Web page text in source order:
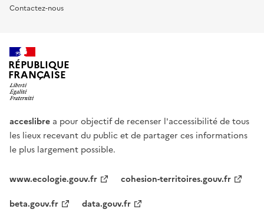
Contactez-nous
RÉPUBLIQUE
FRANÇAISE
acceslibre a pour objectif de recenser l'accessibilité de tous
les lieux recevant du public et de partager ces informations
le plus largement possible.
www.ecologie.gouv.fr
cohesion-territoires.gouv.fr
beta.gouv.fr
data.gouv.fr